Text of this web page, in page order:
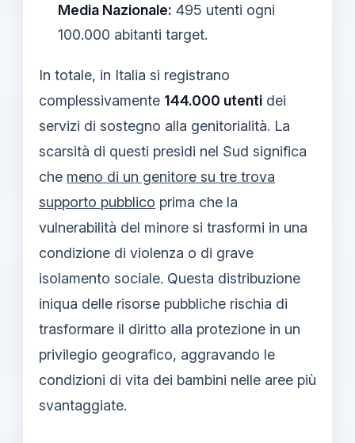
Media Nazionale: 495 utenti ogni
100.000 abitanti target.
In totale, in Italia si registrano
complessivamente 144.000 utenti dei
servizi di sostegno alla genitorialità. La
scarsità di questi presidi nel Sud significa
che meno di un genitore su tre trova
supporto pubblico prima che la
vulnerabilità del minore si trasformi in una
condizione di violenza o di grave
isolamento sociale. Questa distribuzione
iniqua delle risorse pubbliche rischia di
trasformare il diritto alla protezione in un
privilegio geografico, aggravando le
condizioni di vita dei bambini nelle aree più
svantaggiate.